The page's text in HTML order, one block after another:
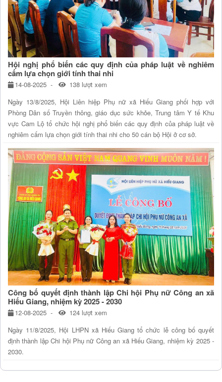
Hội nghị phổ biến các quy định của pháp luật về nghiêm
cấm lựa chọn giới tính thai nhi
14-08-2025
138 lượt xem
Ngày 13/8/2025, Hội Liên hiệp Phụ nữ xã Hiếu Giang phối hợp với
Phòng Dân số Truyền thông, giáo dục sức khỏe, Trung tâm Y tế Khu
vực Cam Lộ tổ chức hội nghị phổ biến các quy định của pháp luật về
nghiêm cấm lựa chọn giới tính thai nhi cho 50 cán bộ Hội ở cơ sở.
Công bố quyết định thành lập Chi hội Phụ nữ Công an xã
Hiếu Giang, nhiệm kỳ 2025 - 2030
12-08-2025
124 lượt xem
Ngày 11/8/2025, Hội LHPN xã Hiếu Giang tổ chức lễ công bố quyết
định thành lập Chi hội Phụ nữ Công an xã Hiếu Giang, nhiệm kỳ 2025 -
2030.